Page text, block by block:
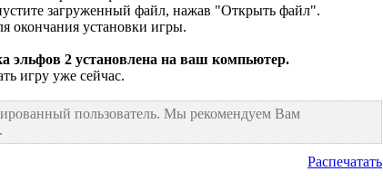
загруженный файл, нажав "Открыть файл".
окончания установки игры.
эльфов 2 установлена на ваш компьютер.
игру уже сейчас.
пользователь. Мы рекомендуем Вам
Распечатать